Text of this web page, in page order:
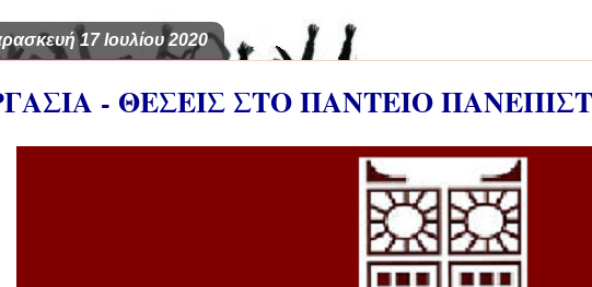
17 Ιουλίου 2020
- ΘΕΣΕΙΣ ΣΤΟ ΠΑΝΤΕΙΟ